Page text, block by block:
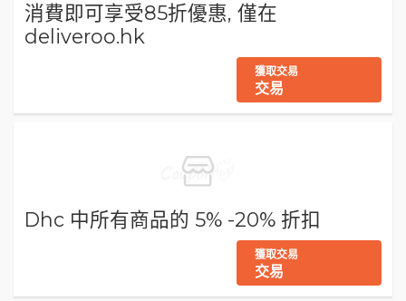
消費即可享受85折優惠, 僅在
deliveroo.hk
獲取交易
交易
Dhc 中所有商品的 5% -20% 折扣
獲取交易
交易